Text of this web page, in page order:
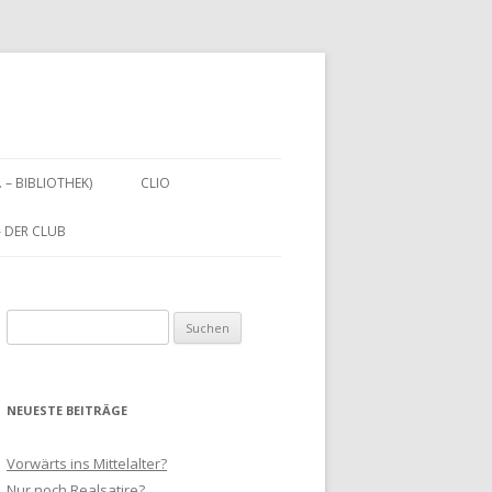
– BIBLIOTHEK) CLIO
DER CLUB
nach:
NEUESTE BEITRÄGE
Vorwärts ins Mittelalter?